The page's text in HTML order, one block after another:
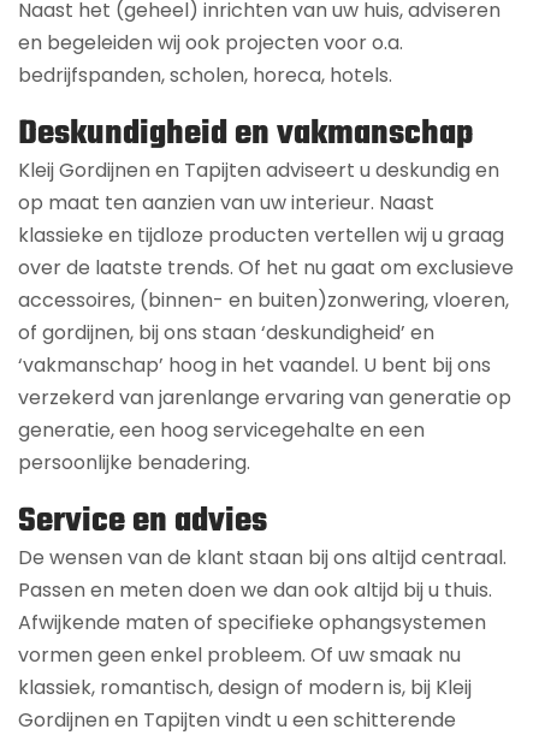
Naast het (geheel) inrichten van uw huis, adviseren
en begeleiden wij ook projecten voor o.a.
bedrijfspanden, scholen, horeca, hotels.
Deskundigheid en vakmanschap
Kleij Gordijnen en Tapijten adviseert u deskundig en
op maat ten aanzien van uw interieur. Naast
klassieke en tijdloze producten vertellen wij u graag
over de laatste trends. Of het nu gaat om exclusieve
accessoires, (binnen- en buiten)zonwering, vloeren,
of gordijnen, bij ons staan ‘deskundigheid’ en
‘vakmanschap’ hoog in het vaandel. U bent bij ons
verzekerd van jarenlange ervaring van generatie op
generatie, een hoog servicegehalte en een
persoonlijke benadering.
Service en advies
De wensen van de klant staan bij ons altijd centraal.
Passen en meten doen we dan ook altijd bij u thuis.
Afwijkende maten of specifieke ophangsystemen
vormen geen enkel probleem. Of uw smaak nu
klassiek, romantisch, design of modern is, bij Kleij
Gordijnen en Tapijten vindt u een schitterende